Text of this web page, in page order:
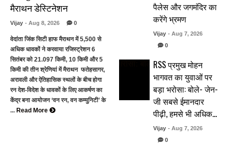
मैराथन डेस्टिनेशन
Vijay - Aug 8, 2026 0
वेदांता जिंक सिटी हाफ मैराथन में 5,500 से
अधिक धावकों ने करवाया रजिस्ट्रेशन 6
सितंबर को 21.097 किमी, 10 किमी और 5
किमी की तीन श्रेणियां में मैराथन फतेहसागर,
अरावली और ऐतिहासिक स्थलों के बीच होगा
रन देश-विदेश के धावकों के लिए आकर्षण का
केंद्र बना आयोजन ‘वन रन, वन कम्युनिटी’ के
... Read More
पैलेस और जगमंदिर का
करेंगे भ्रमण
Vijay - Aug 7, 2026
0
RSS प्रमुख मोहन
भागवत का युवाओं पर
बड़ा भरोसा: बोले- जेन-
जी सबसे ईमानदार
पीढ़ी, हमसे भी अधिक…
Vijay - Aug 7, 2026
0